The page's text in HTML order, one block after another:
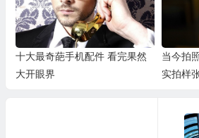
十大最奇葩手机配件 看完果然
大开眼界
当今拍
实拍样